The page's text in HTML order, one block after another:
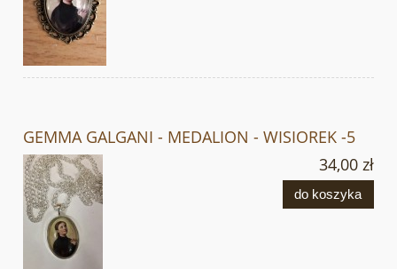
GEMMA GALGANI - MEDALION - WISIOREK -5
34,00 zł
do koszyka